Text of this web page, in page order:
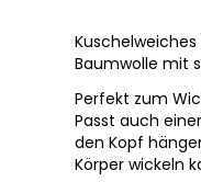
Baumwolle mit
Perfekt zum
Passt auch
den Kopf
Körper wickeln